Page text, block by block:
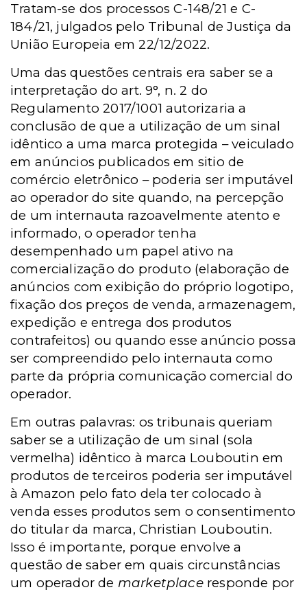
Tratam-se dos processos C-148/21 e C-
184/21, julgados pelo Tribunal de Justiça da
União Europeia em 22/12/2022.
Uma das questões centrais era saber se a
interpretação do art. 9°, n. 2 do
Regulamento 2017/1001 autorizaria a
conclusão de que a utilização de um sinal
idêntico a uma marca protegida – veiculado
em anúncios publicados em sitio de
comércio eletrônico – poderia ser imputável
ao operador do site quando, na percepção
de um internauta razoavelmente atento e
informado, o operador tenha
desempenhado um papel ativo na
comercialização do produto (elaboração de
anúncios com exibição do próprio logotipo,
fixação dos preços de venda, armazenagem,
expedição e entrega dos produtos
contrafeitos) ou quando esse anúncio possa
ser compreendido pelo internauta como
parte da própria comunicação comercial do
operador.
Em outras palavras: os tribunais queriam
saber se a utilização de um sinal (sola
vermelha) idêntico à marca Louboutin em
produtos de terceiros poderia ser imputável
à Amazon pelo fato dela ter colocado à
venda esses produtos sem o consentimento
do titular da marca, Christian Louboutin.
Isso é importante, porque envolve a
questão de saber em quais circunstâncias
um operador de marketplaceresponde por